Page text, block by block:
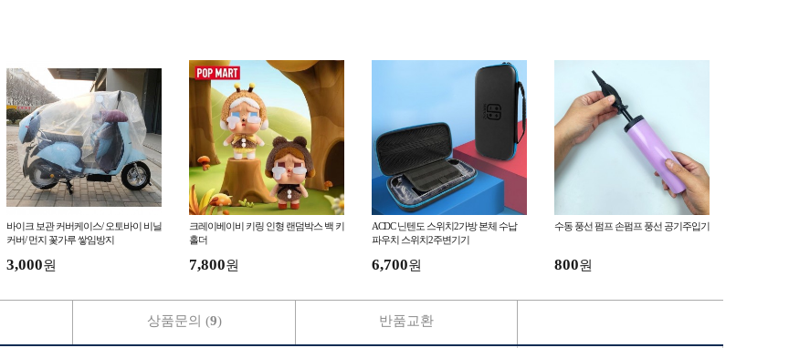
바이크 보관 커버케이스/ 오토바이 비닐
커버/ 먼지 꽃가루 쌓임방지
3,000원
크레이베이비 키링 인형 랜덤박스 백 키
홀더
7,800원
ACDC 닌텐도 스위치2가방 본체 수납
파우치 스위치2주변기기
6,700원
수동 풍선 펌프 손펌프 풍선 공기주입기
800원
상품문의 (9) 반품교환